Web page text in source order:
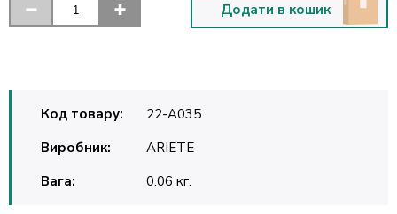
Додати в кошик
Код товару:
22-A035
Виробник:
ARIETE
Вага:
0.06 кг.